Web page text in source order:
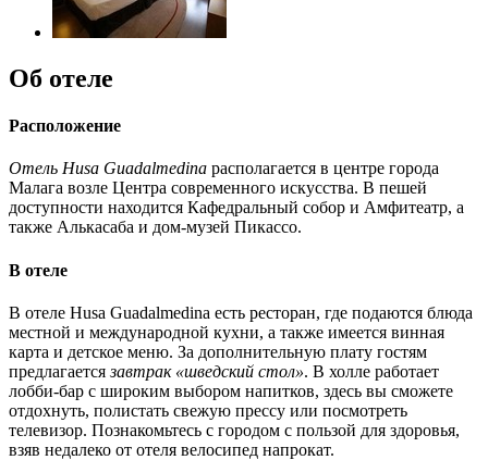
Об отеле
Расположение
Отель Husa Guadalmedina располагается в центре города
Малага возле Центра современного искусства. В пешей
доступности находится Кафедральный собор и Амфитеатр, а
также Алькасаба и дом-музей Пикассо.
В отеле
В отеле Husa Guadalmedina есть ресторан, где подаются блюда
местной и международной кухни, а также имеется винная
карта и детское меню. За дополнительную плату гостям
предлагаетсязавтрак «шведский стол». В холле работает
лобби-бар с широким выбором напитков, здесь вы сможете
отдохнуть, полистать свежую прессу или посмотреть
телевизор. Познакомьтесь с городом с пользой для здоровья,
взяв недалеко от отеля велосипед напрокат.